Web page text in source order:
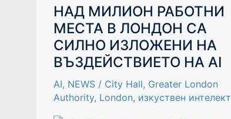
НАД МИЛИОН РАБОТНИ
МЕСТА В ЛОНДОН СА
СИЛНО ИЗЛОЖЕНИ НА
ВЪЗДЕЙСТВИЕТО НА AI
AI, NEWS/ City Hall, Greater London
Authority, London, изкуствен интелект
НАД
МИЛИОН
РАБОТНИ
МЕСТА
В
ЛОНДОН
СА
СИЛНО
ИЗЛОЖЕНИ
НА
ВЪЗДЕЙСТВИЕТО